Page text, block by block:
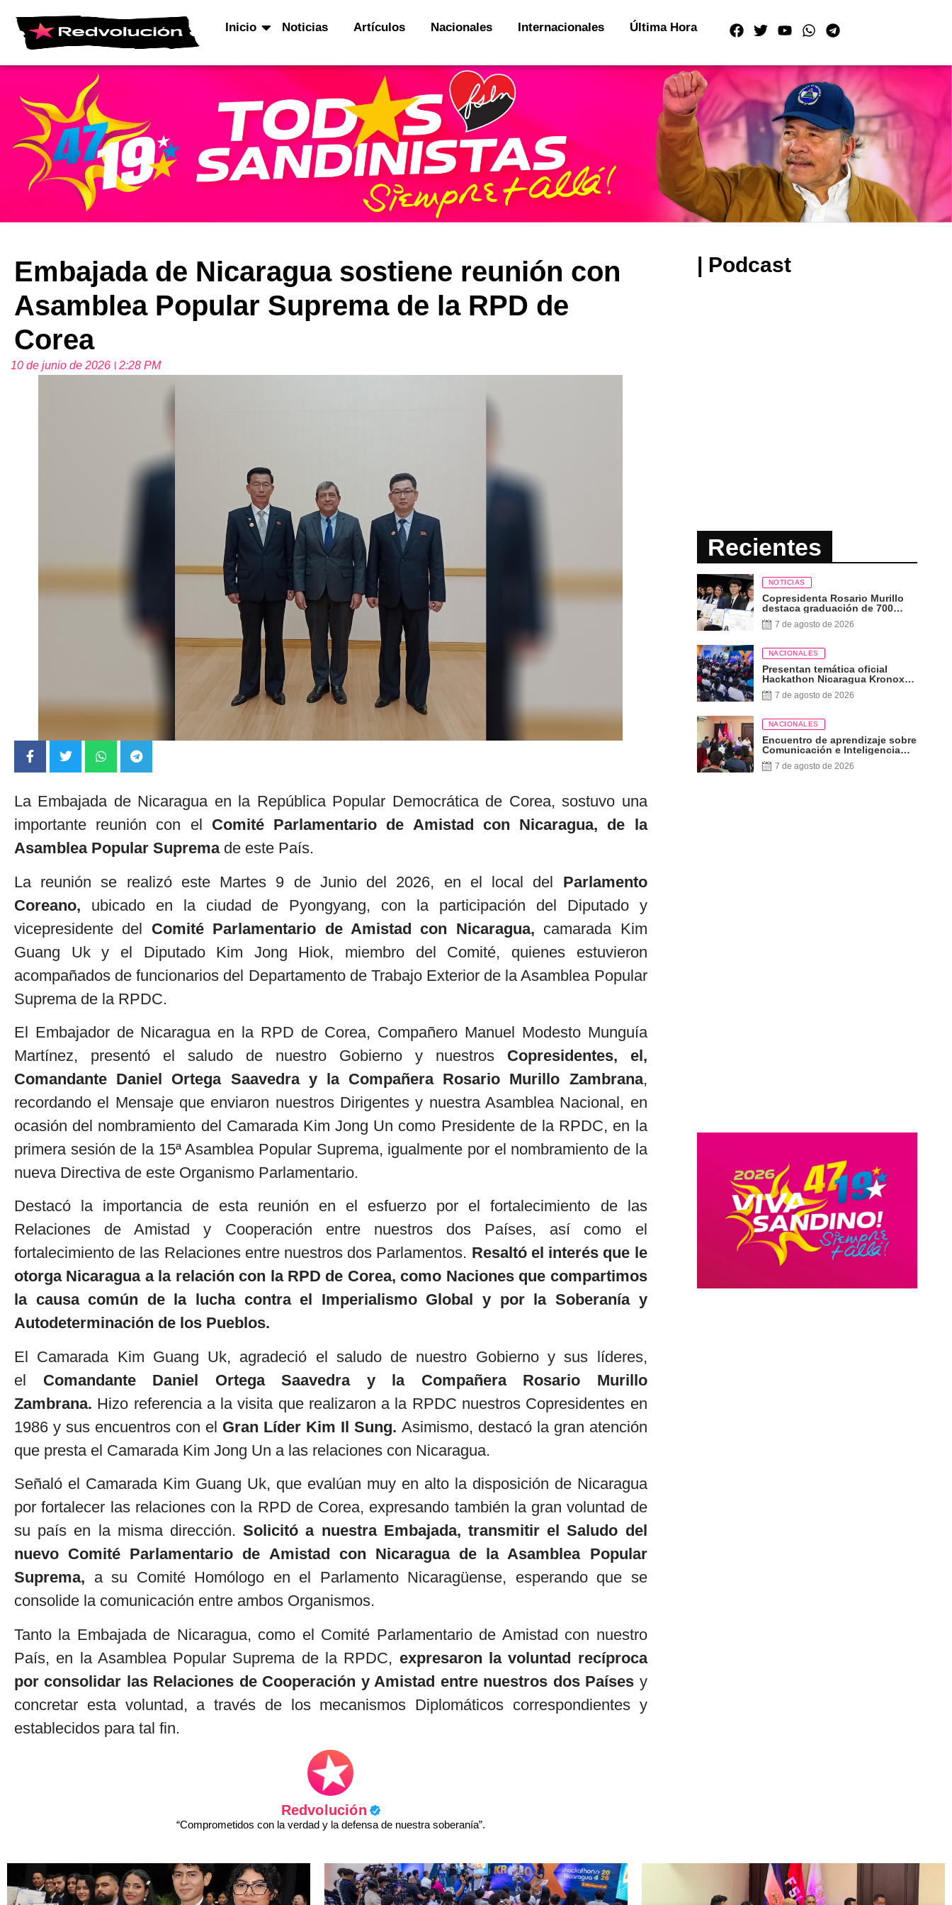
Inicio Noticias Artículos Nacionales Internacionales Última Hora
Embajada de Nicaragua sostiene reunión con
Asamblea Popular Suprema de la RPD de
Corea
10 de junio de 2026 2:28 PM
La Embajada de Nicaragua en la República Popular Democrática de Corea, sostuvo una
importante reunión con el Comité Parlamentario de Amistad con Nicaragua, de la
Asamblea Popular Supremade este País.
La reunión se realizó este Martes 9 de Junio del 2026, en el local del Parlamento
Coreano, ubicado en la ciudad de Pyongyang, con la participación del Diputado y
vicepresidente del Comité Parlamentario de Amistad con Nicaragua, camarada Kim
Guang Uk y el Diputado Kim Jong Hiok, miembro del Comité, quienes estuvieron
acompañados de funcionarios del Departamento de Trabajo Exterior de la Asamblea Popular
Suprema de la RPDC.
El Embajador de Nicaragua en la RPD de Corea, Compañero Manuel Modesto Munguía
Martínez, presentó el saludo de nuestro Gobierno y nuestros Copresidentes, el,
Comandante Daniel Ortega Saavedra y la Compañera Rosario Murillo Zambrana,
recordando el Mensaje que enviaron nuestros Dirigentes y nuestra Asamblea Nacional, en
ocasión del nombramiento del Camarada Kim Jong Un como Presidente de la RPDC, en la
primera sesión de la 15ª Asamblea Popular Suprema, igualmente por el nombramiento de la
nueva Directiva de este Organismo Parlamentario.
Destacó la importancia de esta reunión en el esfuerzo por el fortalecimiento de las
Relaciones de Amistad y Cooperación entre nuestros dos Países, así como el
fortalecimiento de las Relaciones entre nuestros dos Parlamentos. Resaltó el interés que le
otorga Nicaragua a la relación con la RPD de Corea, como Naciones que compartimos
la causa común de la lucha contra el Imperialismo Global y por la Soberanía y
Autodeterminación de los Pueblos.
El Camarada Kim Guang Uk, agradeció el saludo de nuestro Gobierno y sus líderes,
el Comandante Daniel Ortega Saavedra y la Compañera Rosario Murillo
Zambrana. Hizo referencia a la visita que realizaron a la RPDC nuestros Copresidentes en
1986 y sus encuentros con el Gran Líder Kim Il Sung. Asimismo, destacó la gran atención
que presta el Camarada Kim Jong Un a las relaciones con Nicaragua.
Señaló el Camarada Kim Guang Uk, que evalúan muy en alto la disposición de Nicaragua
por fortalecer las relaciones con la RPD de Corea, expresando también la gran voluntad de
su país en la misma dirección.Solicitó a nuestra Embajada, transmitir el Saludo del
nuevo Comité Parlamentario de Amistad con Nicaragua de la Asamblea Popular
Suprema, a su Comité Homólogo en el Parlamento Nicaragüense, esperando que se
consolide la comunicación entre ambos Organismos.
Tanto la Embajada de Nicaragua, como el Comité Parlamentario de Amistad con nuestro
País, en la Asamblea Popular Suprema de la RPDC, expresaron la voluntad recíproca
por consolidar las Relaciones de Cooperación y Amistad entre nuestros dos Países y
concretar esta voluntad, a través de los mecanismos Diplomáticos correspondientes y
establecidos para tal fin.
Redvolución
“Comprometidos con la verdad y la defensa de nuestra soberanía”.
| Podcast
Recientes
NOTICIAS
Copresidenta Rosario Murillo
destaca graduación de 700
nuevos profesionales Pueblo
Presidente
7 de agosto de 2026
NACIONALES
Presentan temática oficial
Hackathon Nicaragua Kronox
2026, 10 años ¡Siempre Más
Allá!7 de agosto de 2026
NACIONALES
Encuentro de aprendizaje sobre
Comunicación e Inteligencia
Artificial
7 de agosto de 2026